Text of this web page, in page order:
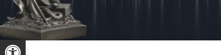
פתח סרגל נגישות